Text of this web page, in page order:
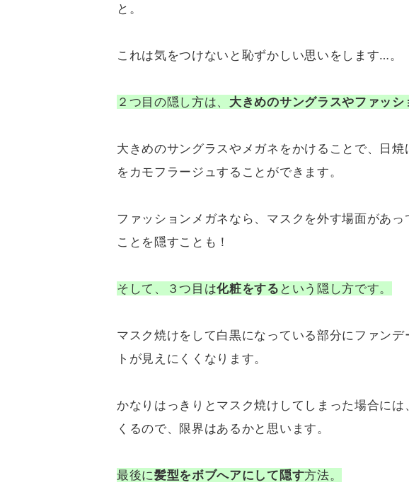
と。
これは気をつけないと恥ずかしい思いをします…。
２つ目の隠し方は、 大きめのサングラスやファッシ
大きめのサングラスやメガネをかけることで、日
をカモフラージュすることができます。
ファッションメガネなら、マスクを外す場面があ
ことを隠すことも！
そして、３つ目は化粧をする という隠し方です。
マスク焼けをして白黒になっている部分にファン
トが見えにくくなります。
かなりはっきりとマスク焼けしてしまった場合に
くるので、限界はあるかと思います。
最後に髪型をボブへアにして隠す方法。